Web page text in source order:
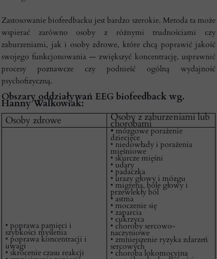
Zastosowanie biofeedbacku jest bardzo szerokie. Metoda ta może
wspierać zarówno osoby z różnymi trudnościami czy
zaburzeniami, jak i osoby zdrowe, które chcą poprawić jakość
swojego funkcjonowania — zwiększyć koncentrację, usprawnić
procesy poznawcze czy podnieść ogólną wydajność
psychofizyczną.
Obszary oddziaływań EEG biofeedback wg.
Hanny Walkowiak:
Osoby zdrowe
Osoby z zaburzeniami lub
chorobami
• poprawa pamięci i
szybkości myślenia
• poprawa koncentracji i
uwagi
• skrócenie czasu reakcji
•mózgowe porażenie
dziecięce
• niedowłady i porażenia
mięśniowe
• skurcze mięśni
• udary
• padaczka
• urazy głowy i mózgu
• migrena, bóle głowy i
przewlekły ból
• astma
• moczenie się
• zaparcia
• cukrzyca
• choroby sercowo-
naczyniowe
• zmniejszenie ryzyka zdarzeń
sercowych
• choroba lokomocyjna